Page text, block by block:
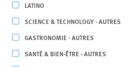
LATINO
SCIENCE & TECHNOLOGY - AUTRES
GASTRONOMIE - AUTRES
SANTÉ & BIEN-ÊTRE - AUTRES